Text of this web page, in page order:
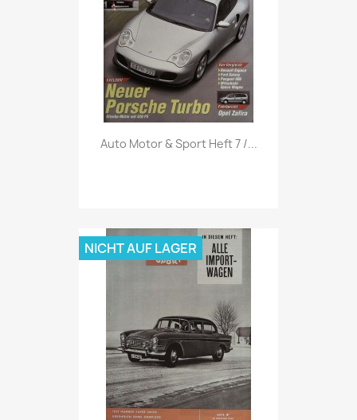
Vorschau
Auto Motor & Sport Heft 7 /...
NICHT AUF LAGER